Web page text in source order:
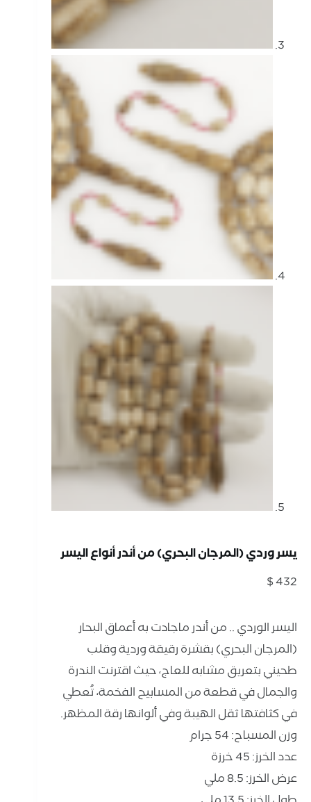
يسر وردي (المرجان البحري) من أندر أنواع اليسر
$432
اليسر الوردي .. من أندر ماجادت به أعماق البحار
(المرجان البحري) بقشرة رقيقة وردية وقلب
طحيني بتعريق مشابه للعاج، حيث اقترنت الندرة
والجمال في قطعة من المسابيح الفخمة، تُعطي
في كثافتها ثقل الهيبة وفي ألوانها رقة المظهر.
وزن المسباح: 54 جرام
عدد الخرز: 45 خرزة
عرض الخرز: 8.5 ملي